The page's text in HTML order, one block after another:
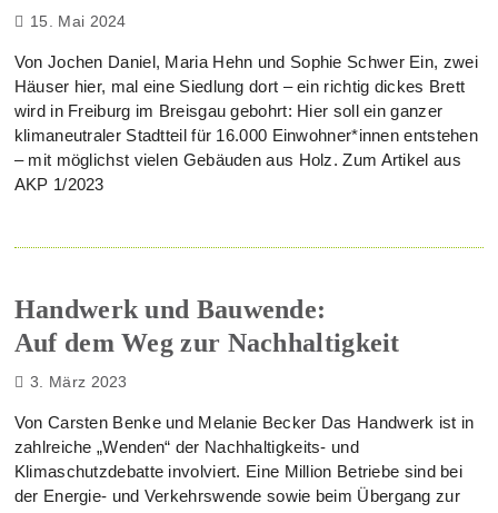
15. Mai 2024
Von Jochen Daniel, Maria Hehn und Sophie Schwer Ein, zwei
Häuser hier, mal eine Siedlung dort – ein richtig dickes Brett
wird in Freiburg im Breisgau gebohrt: Hier soll ein ganzer
klimaneutraler Stadtteil für 16.000 Einwohner*innen entstehen
– mit möglichst vielen Gebäuden aus Holz. Zum Artikel aus
AKP 1/2023
Handwerk und Bauwende:
Auf dem Weg zur Nachhaltigkeit
3. März 2023
Von Carsten Benke und Melanie Becker Das Handwerk ist in
zahlreiche „Wenden“ der Nachhaltigkeits- und
Klimaschutzdebatte involviert. Eine Million Betriebe sind bei
der Energie- und Verkehrswende sowie beim Übergang zur